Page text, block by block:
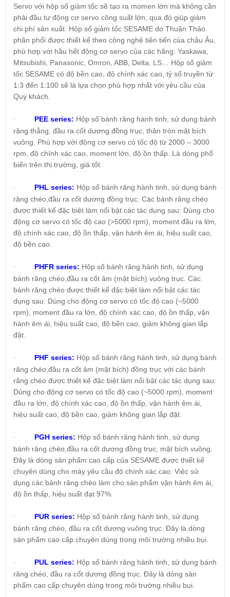
Servo với hộp số giảm tốc sẽ tạo ra momen lớn mà không cần
phải đầu tư động cơ servo công suất lớn, qua đó giúp giảm
chi phí sản xuất. Hộp số giảm tốc SESAME do Thuận Thảo
phân phối được thiết kế theo công nghệ tiên tiến của châu Âu,
phù hợp với hầu hết động cơ servo của các hãng: Yaskawa,
Mitsubishi, Panasonic, Omron, ABB, Delta, LS… Hộp số giảm
tốc SESAME có độ bền cao, độ chính xác cao, tỷ số truyền từ
1:3 đến 1:100 sẽ là lựa chọn phù hợp nhất với yêu cầu của
Quý khách.
· PEE series: Hộp số bánh răng hành tinh, sử dụng bánh
răng thẳng, đầu ra cốt dương đồng trục, thân tròn mặt bích
vuông. Phù hợp với động cơ servo có tốc độ từ 2000 – 3000
rpm, độ chính xác cao, moment lớn, độ ồn thấp. Là dòng phổ
biến trên thị trường, giá tốt.
· PHL series: Hộp số bánh răng hành tinh, sử dụng bánh
răng chéo,đầu ra cốt dương đồng trục. Các bánh răng chéo
được thiết kế đặc biệt làm nổi bật các tác dụng sau: Dùng cho
động cơ servo có tốc độ cao (>5000 rpm), moment đầu ra lớn,
độ chính xác cao, độ ồn thấp, vận hành êm ái, hiệu suất cao,
độ bền cao.
· PHFR series: Hộp số bánh răng hành tinh, sử dụng
bánh răng chéo,đầu ra cốt âm (mặt bích) vuông trục. Các
bánh răng chéo được thiết kế đặc biệt làm nổi bật các tác
dụng sau: Dùng cho động cơ servo có tốc độ cao (~5000
rpm), moment đầu ra lớn, độ chính xác cao, độ ồn thấp, vận
hành êm ái, hiệu suất cao, độ bền cao, giảm không gian lắp
đặt.
· PHF series: Hộp số bánh răng hành tinh, sử dụng bánh
răng chéo,đầu ra cốt âm (mặt bích) đồng trục với các bánh
răng chéo được thiết kế đặc biệt làm nổi bật các tác dụng sau:
Dùng cho động cơ servo có tốc độ cao (~5000 rpm), moment
đầu ra lớn, độ chính xác cao, độ ồn thấp, vận hành êm ái,
hiệu suất cao, độ bền cao, giảm không gian lắp đặt.
· PGH series: Hộp số bánh răng hành tinh, sử dụng
bánh răng chéo,đầu ra cốt dương đồng trục, mặt bích vuông.
Đây là dòng sản phẩm cao cấp của SESAME được thiết kế
chuyên dùng cho máy yêu cầu độ chính xác cao. Việc sử
dụng các bánh răng chéo làm cho sản phẩm vận hành êm ái,
độ ồn thấp, hiệu suất đạt 97%.
· PUR series: Hộp số bánh răng hành tinh, sử dụng
bánh răng chéo, đầu ra cốt dương vuông trục. Đây là dòng
sản phẩm cao cấp chuyên dùng trong môi trường nhiều bụi.
· PUL series: Hộp số bánh răng hành tinh, sử dụng bánh
răng chéo, đầu ra cốt dương đồng trục. Đây là dòng sản
phẩm cao cấp chuyên dùng trong môi trường nhiều bụi.